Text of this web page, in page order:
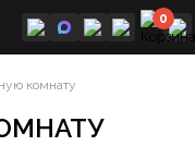
0
комнату